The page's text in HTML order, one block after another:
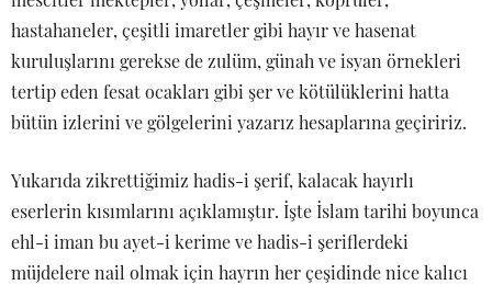
hastahaneler, çeşitli imaretler gibi hayır ve hasenat
kuruluşlarını gerekse de zulüm, günah ve isyan örnekleri
tertip eden fesat ocakları gibi şer ve kötülüklerini hatta
bütün izlerini ve gölgelerini yazarız hesaplarına geçiririz.
Yukarıda zikrettiğimiz hadis-i şerif, kalacak hayırlı
eserlerin kısımlarını açıklamıştır. İşte İslam tarihi boyunca
ehl-i iman bu ayet-i kerime ve hadis-i şeriflerdeki
müjdelere nail olmak için hayrın her çeşidinde nice kalıcı